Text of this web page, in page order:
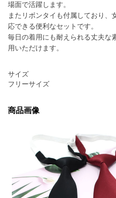
場面で活躍します。
またリボンタイも付属しており、
応できる便利なセットです。
毎日の着用にも耐えられる丈夫な
用いただけます。
サイズ
フリーサイズ
商品画像